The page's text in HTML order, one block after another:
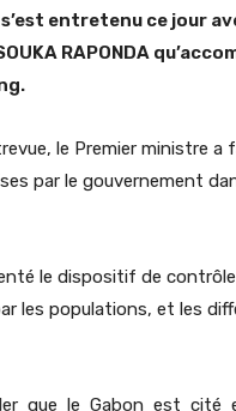
entretenu ce jour
RAPONDA
le Premier ministre a
par le gouvernement
le dispositif de
les populations, et les
que le Gabon est cité